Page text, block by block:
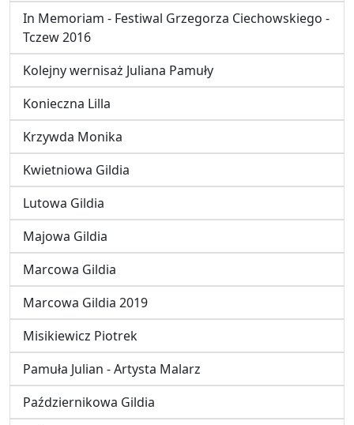
In Memoriam - Festiwal Grzegorza Ciechowskiego -
Tczew 2016
Kolejny wernisaż Juliana Pamuły
Konieczna Lilla
Krzywda Monika
Kwietniowa Gildia
Lutowa Gildia
Majowa Gildia
Marcowa Gildia
Marcowa Gildia 2019
Misikiewicz Piotrek
Pamuła Julian - Artysta Malarz
Październikowa Gildia